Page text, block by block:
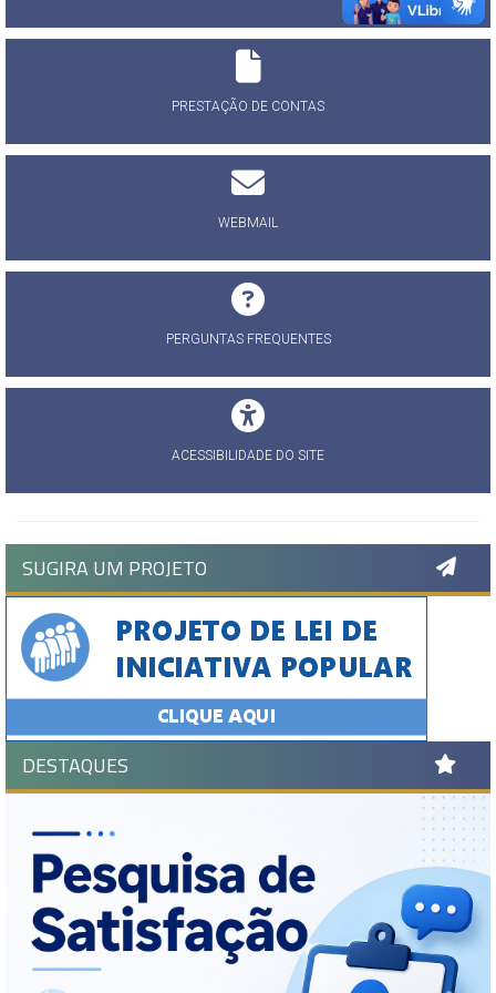
PRESTAÇÃO DE CONTAS
WEBMAIL
PERGUNTAS FREQUENTES
ACESSIBILIDADE DO SITE
SUGIRA UM PROJETO
DESTAQUES